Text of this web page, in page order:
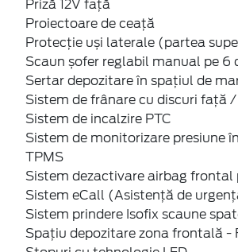
Priză 12V față
Proiectoare de ceață
Protecție uși laterale (partea
Scaun șofer reglabil manual pe 6
Sertar depozitare în spațiul de
Sistem de frânare cu discuri față
Sistem de incalzire PTC
Sistem de monitorizare presiune
TPMS
Sistem dezactivare airbag frontal
Sistem eCall (Asistență de
Sistem prindere Isofix scaune
Spațiu depozitare zona frontală -